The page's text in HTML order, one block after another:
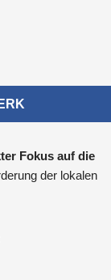
Fokus auf die
der lokalen